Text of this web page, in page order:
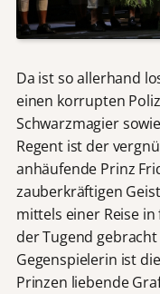
Da ist so allerhand
einen korrupten
Schwarzmagier
Regent ist der
anhäufende Prinz
zauberkräftigen
mittels einer Reise
der Tugend
Gegenspielerin ist
Prinzen liebende